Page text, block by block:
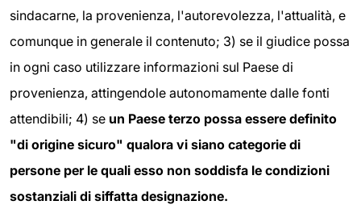
sindacarne, la provenienza, l'autorevolezza, l'attualità, e
comunque in generale il contenuto; 3) se il giudice possa
in ogni caso utilizzare informazioni sul Paese di
provenienza, attingendole autonomamente dalle fonti
attendibili; 4) se un Paese terzo possa essere definito
"di origine sicuro" qualora vi siano categorie di
persone per le quali esso non soddisfa le condizioni
sostanziali di siffatta designazione.